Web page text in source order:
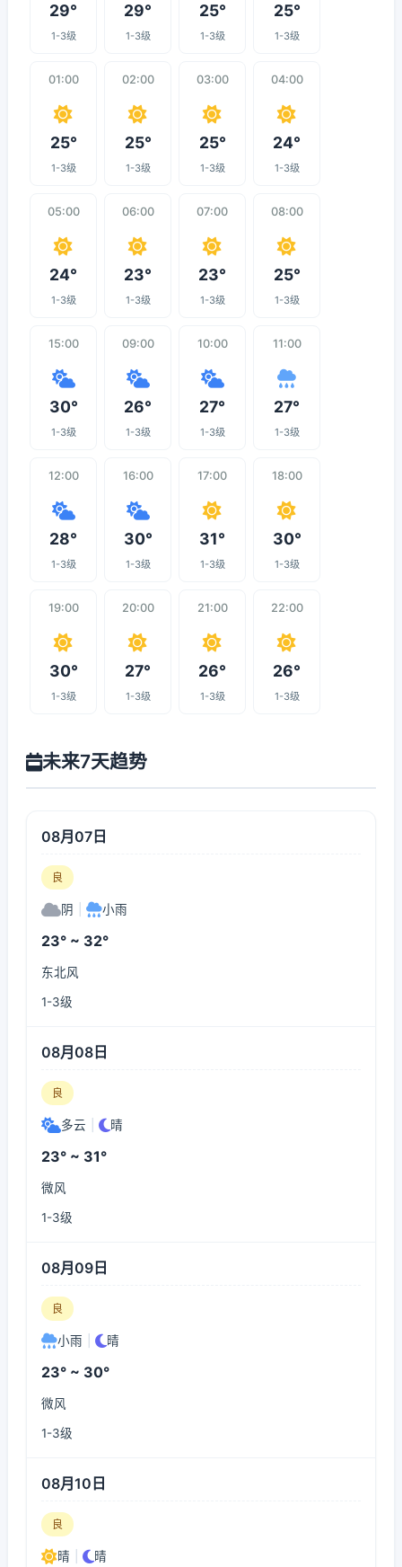
29°
1-3级
29°
1-3级
25°
1-3级
25°
1-3级
01:00
25°
1-3级
02:00
25°
1-3级
03:00
25°
1-3级
04:00
24°
1-3级
05:00
24°
1-3级
06:00
23°
1-3级
07:00
23°
1-3级
08:00
25°
1-3级
15:00
30°
1-3级
09:00
26°
1-3级
10:00
27°
1-3级
11:00
27°
1-3级
12:00
28°
1-3级
16:00
30°
1-3级
17:00
31°
1-3级
18:00
30°
1-3级
19:00
30°
1-3级
20:00
27°
1-3级
21:00
26°
1-3级
22:00
26°
1-3级
未来7天趋势
08月07日
良
阴 小雨
23° ~ 32°
东北风
1-3级
08月08日
良
多云 晴
23° ~ 31°
微风
1-3级
08月09日
良
小雨 晴
23° ~ 30°
微风
1-3级
08月10日
良
晴 晴